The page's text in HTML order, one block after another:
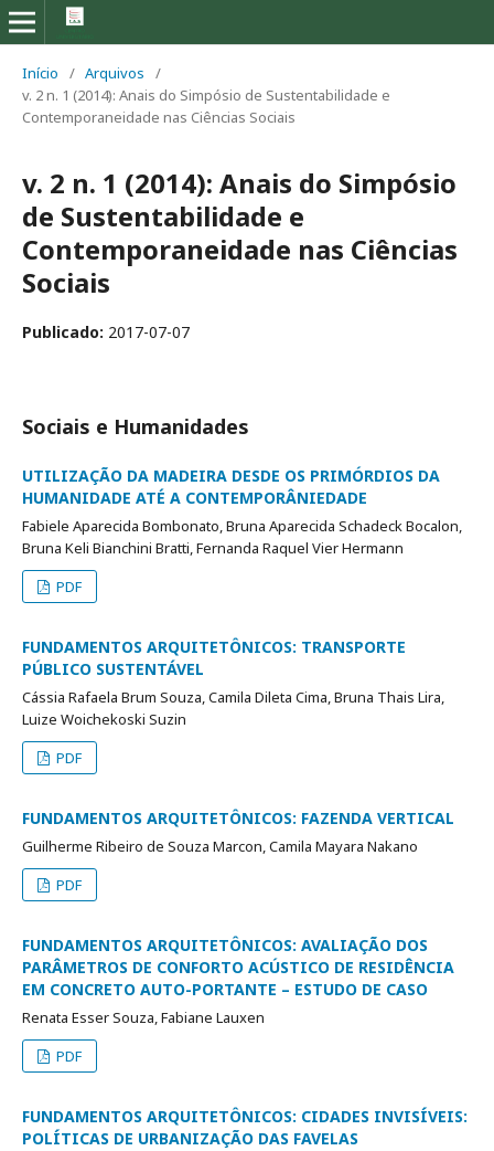
Início / Arquivos
/
v. 2 n. 1 (2014): Anais do Simpósio de Sustentabilidade e
Contemporaneidade nas Ciências Sociais
v. 2 n. 1 (2014): Anais do Simpósio
de Sustentabilidade e
Contemporaneidade nas Ciências
Sociais
Publicado: 2017-07-07
Sociais e Humanidades
UTILIZAÇÃO DA MADEIRA DESDE OS PRIMÓRDIOS DA
HUMANIDADE ATÉ A CONTEMPORÂNIEDADE
Fabiele Aparecida Bombonato, Bruna Aparecida Schadeck Bocalon,
Bruna Keli Bianchini Bratti, Fernanda Raquel Vier Hermann
PDF
FUNDAMENTOS ARQUITETÔNICOS: TRANSPORTE
PÚBLICO SUSTENTÁVEL
Cássia Rafaela Brum Souza, Camila Dileta Cima, Bruna Thais Lira,
Luize Woichekoski Suzin
PDF
FUNDAMENTOS ARQUITETÔNICOS: FAZENDA VERTICAL
Guilherme Ribeiro de Souza Marcon, Camila Mayara Nakano
PDF
FUNDAMENTOS ARQUITETÔNICOS: AVALIAÇÃO DOS
PARÂMETROS DE CONFORTO ACÚSTICO DE RESIDÊNCIA
EM CONCRETO AUTO-PORTANTE – ESTUDO DE CASO
Renata Esser Souza, Fabiane Lauxen
PDF
FUNDAMENTOS ARQUITETÔNICOS: CIDADES INVISÍVEIS:
POLÍTICAS DE URBANIZAÇÃO DAS FAVELAS